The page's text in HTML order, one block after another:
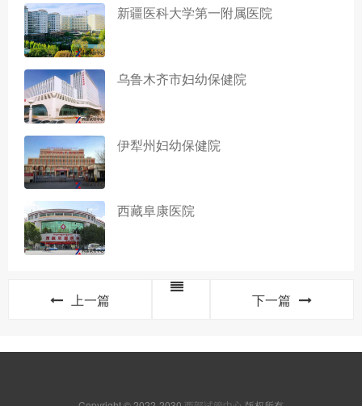
新疆医科大学第一附属医院
乌鲁木齐市妇幼保健院
伊犁州妇幼保健院
西藏阜康医院
上一篇 下一篇